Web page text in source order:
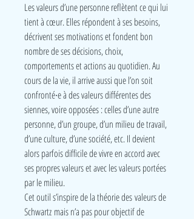
Les valeurs d’une personne reflètent ce qui lui
tient à cœur. Elles répondent à ses besoins,
décrivent ses motivations et fondent bon
nombre de ses décisions, choix,
comportements et actions au quotidien. Au
cours de la vie, il arrive aussi que l’on soit
confronté∙e à des valeurs différentes des
siennes, voire opposées : celles d’une autre
personne, d’un groupe, d’un milieu de travail,
d’une culture, d’une société, etc. Il devient
alors parfois difficile de vivre en accord avec
ses propres valeurs et avec les valeurs portées
par le milieu.
Cet outil s’inspire de la théorie des valeurs de
Schwartz mais n’a pas pour objectif de